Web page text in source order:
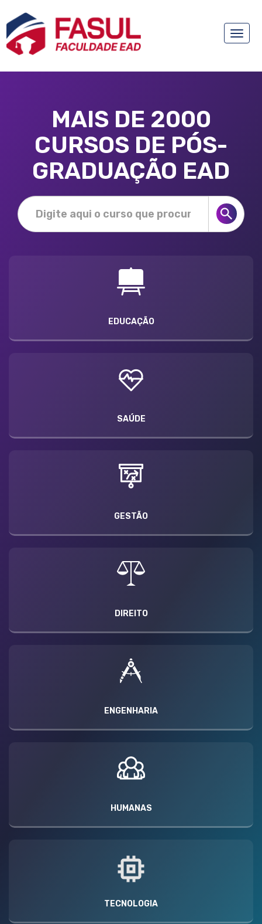
Toggle
MAIS DE 2000
CURSOS DE PÓS-
GRADUAÇÃO EAD
EDUCAÇÃO
SAÚDE
GESTÃO
DIREITO
ENGENHARIA
HUMANAS
TECNOLOGIA